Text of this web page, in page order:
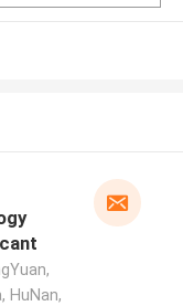
HuNan,